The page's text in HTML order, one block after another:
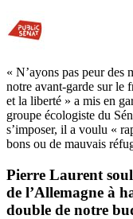
« N’ayons pas peur des
notre avant-garde sur le
et la liberté » a mis en
groupe écologiste du
s’imposer, il a voulu «
bons ou de mauvais
Pierre Laurent
de l’Allemagne à
double de notre